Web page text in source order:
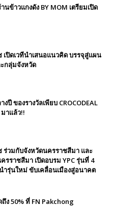
นข้าวแกงดัง BY MOM เตรียมเปิด
เปิดเวทีนำเสนอแนวคิด บรรจุสู่แผน
กลุ่มจังหวัด
ปี ของรางวัลเพียบ CROCODEAL
มาแล้ว!!
ร่วมกับจังหวัดนครราชสีมา และ
ราชสีมา เปิดอบรม YPC รุ่นที่ 4
ำรุ่นใหม่ ขับเคลื่อนเมืองสู่อนาคต
ง 50% ที่ FN Pakchong